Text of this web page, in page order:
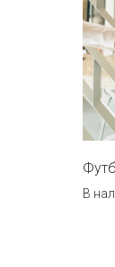
В